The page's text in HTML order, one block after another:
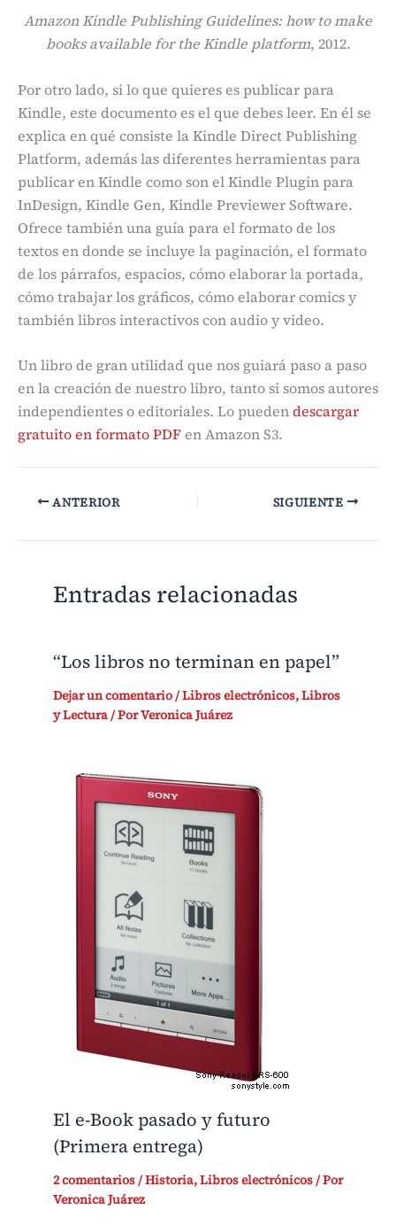
Amazon Kindle Publishing Guidelines: how to make
books available for the Kindle platform, 2012.
Por otro lado, si lo que quieres es publicar para
Kindle, este documento es el que debes leer. En él se
explica en qué consiste la Kindle Direct Publishing
Platform, además las diferentes herramientas para
publicar en Kindle como son el Kindle Plugin para
InDesign, Kindle Gen, Kindle Previewer Software.
Ofrece también una guía para el formato de los
textos en donde se incluye la paginación, el formato
de los párrafos, espacios, cómo elaborar la portada,
cómo trabajar los gráficos, cómo elaborar comics y
también libros interactivos con audio y video.
Un libro de gran utilidad que nos guiará paso a paso
en la creación de nuestro libro, tanto si somos autores
independientes o editoriales. Lo puedendescargar
gratuito en formato PDFen Amazon S3.
ANTERIOR SIGUIENTE
Entradas relacionadas
“Los libros no terminan en papel”
Dejar un comentario/Libros electrónicos,Libros
y Lectura/ PorVeronica Juárez
El e-Book pasado y futuro
(Primera entrega)
2 comentarios/Historia,Libros electrónicos/ Por
Veronica Juárez